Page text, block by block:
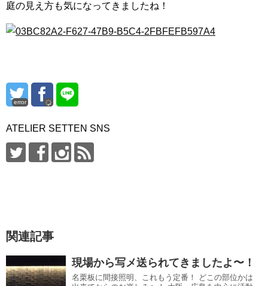
庭の見え方も気になってきましたね！
error
ATELIER SETTEN SNS
関連記事
現場から写メ送られてきましたよ〜！
名栗板に間接照明、これもう定番！ どこの部位かは